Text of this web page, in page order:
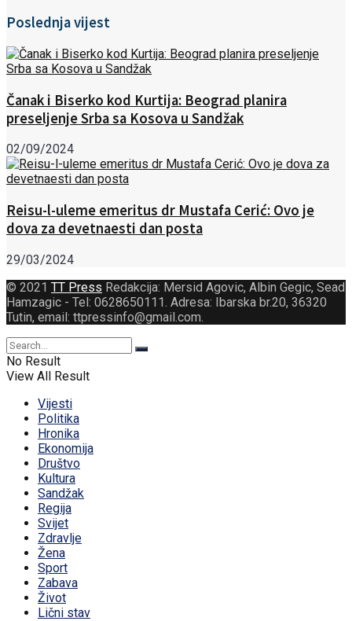
Poslednja vijest
Čanak i Biserko kod Kurtija: Beograd planira
preseljenje Srba sa Kosova u Sandžak
02/09/2024
Reisu-l-uleme emeritus dr Mustafa Cerić: Ovo je
dova za devetnaesti dan posta
29/03/2024
© 2021 TT Press Redakcija: Mersid Agovic, Albin Gegic, Sead
Hamzagic - Tel: 0628650111. Adresa: Ibarska br.20, 36320
Tutin, email: ttpressinfo@gmail.com.
No Result
View All Result
Vijesti
Politika
Hronika
Ekonomija
Društvo
Kultura
Sandžak
Regija
Svijet
Zdravlje
Žena
Sport
Zabava
Život
Lični stav